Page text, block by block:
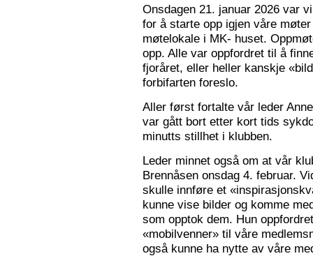
Onsdagen 21. januar 2026 var
for å starte opp igjen våre
møtelokale i MK- huset.
opp. Alle var oppfordret til å
fjoråret, eller heller kanskje
forbifarten foreslo.
Aller først fortalte vår leder
var gått bort etter kort tids
minutts stillhet i klubben.
Leder minnet også om at vår
Brennåsen onsdag 4. februar.
skulle innføre et
kunne vise bilder og komme
som opptok dem. Hun
«mobilvenner» til våre
også kunne ha nytte av våre